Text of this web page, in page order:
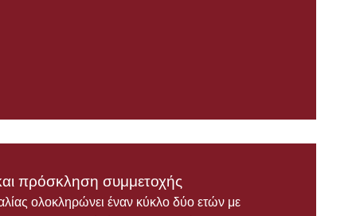
πρόσκληση συμμετοχής
ολοκληρώνει έναν κύκλο δύο ετών με